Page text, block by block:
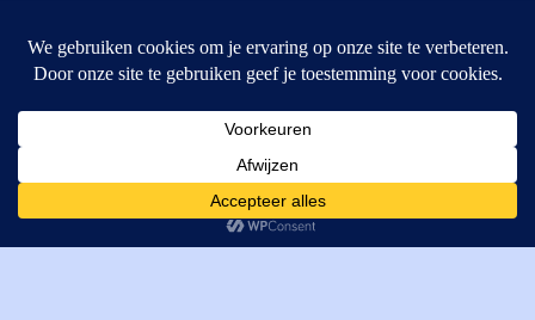
4462GE, Goes
T: +31 (0) 111-484438
M:parts@mitechniek.nl
VAT: NL862802295B01
Cookies helpen ons bij het leveren van onze diensten. Door
gebruik te maken van onze diensten, gaat u akkoord met ons
gebruik van cookies.